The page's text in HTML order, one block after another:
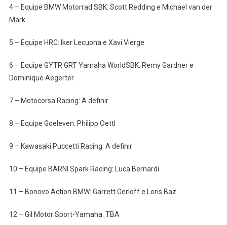
4 – Equipe BMW Motorrad SBK: Scott Redding e Michael van der
Mark
5 – Equipe HRC: Iker Lecuona e Xavi Vierge
6 – Equipe GYTR GRT Yamaha WorldSBK: Remy Gardner e
Dominique Aegerter
7 – Motocorsa Racing: A definir
8 – Equipe Goeleven: Philipp Oettl
9 – Kawasaki Puccetti Racing: A definir
10 – Equipe BARNI Spark Racing: Luca Bernardi
11 – Bonovo Action BMW: Garrett Gerloff e Loris Baz
12 – Gil Motor Sport-Yamaha: TBA